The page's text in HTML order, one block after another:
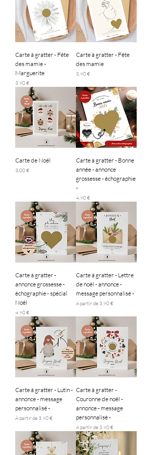
Carte à gratter - Fête
des mamie -
Marguerite
Prix
3,90 €
Carte à gratter - Fête
des mamie
Prix
3,90 €
Carte de Noël
Prix
3,00 €
Carte à gratter - Bonne
année - annonce
grossesse - échographie
-
Prix
4,90 €
Carte à gratter -
annonce grossesse -
échographie - spécial
Noël
Prix
4,90 €
Carte à gratter - Lettre
de noël - annonce -
message personnalisé -
À partir de 3,90 €
Prix promotionnel
Carte à gratter - Lutin -
annonce - message
personnalisé -
À partir de 3,90 €
Prix promotionnel
Carte à gratter -
Couronne de noël -
annonce - message
personnalisé -
À partir de 3,90 €
Prix promotionnel